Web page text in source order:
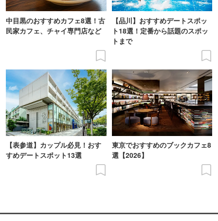
中目黒のおすすめカフェ8選！古
民家カフェ、チャイ専門店など
【品川】おすすめデートスポッ
ト18選！定番から話題のスポッ
トまで
【表参道】カップル必見！おす
すめデートスポット13選
東京でおすすめのブックカフェ8
選【2026】